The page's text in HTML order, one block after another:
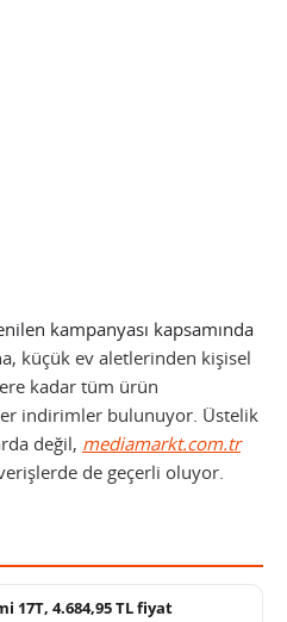
kampanyası kapsamında
küçük ev aletlerinden kişisel
kadar tüm ürün
indirimler bulunuyor. Üstelik
değil, mediamarkt.com.tr
de geçerli oluyor.
17T, 4.684,95 TL fiyat